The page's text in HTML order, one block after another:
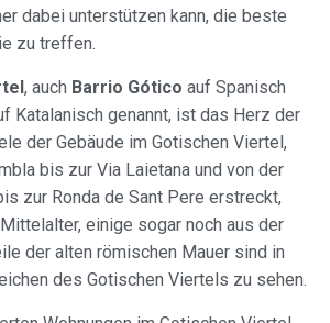
dabei unterstützen kann, die beste
zu treffen.
, auch Barrio Gótico auf Spanisch
Katalanisch genannt, ist das Herz der
der Gebäude im Gotischen Viertel,
bis zur Via Laietana und von der
zur Ronda de Sant Pere erstreckt,
einige sogar noch aus der
der alten römischen Mauer sind in
des Gotischen Viertels zu sehen.